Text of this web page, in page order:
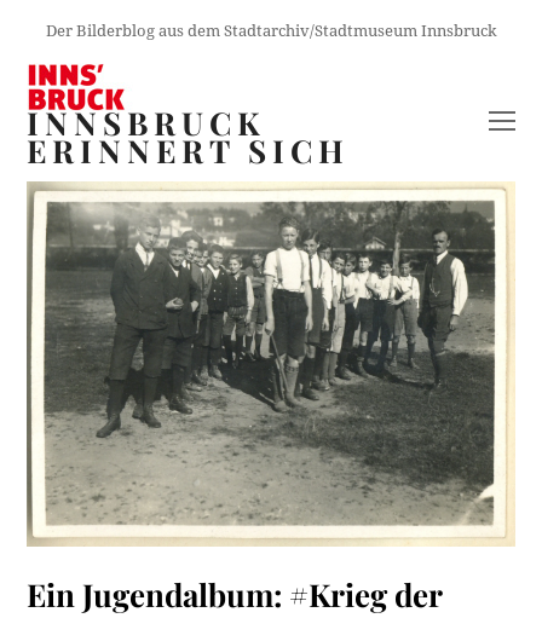
Der Bilderblog aus dem Stadtarchiv/Stadtmuseum Innsbruck
INNSBRUCK
ERINNERT SICH
Ein Jugendalbum: #Krieg der